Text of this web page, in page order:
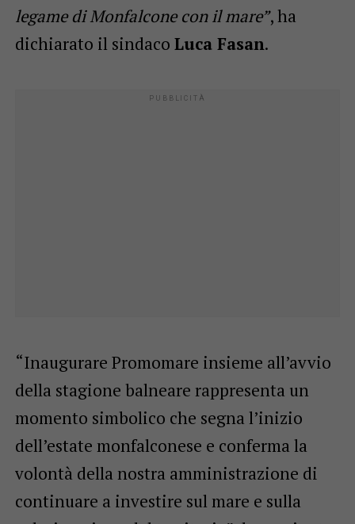
legame di Monfalcone con il mare”, ha
dichiarato il sindaco Luca Fasan.
“Inaugurare Promomare insieme all’avvio
della stagione balneare rappresenta un
momento simbolico che segna l’inizio
dell’estate monfalconese e conferma la
volontà della nostra amministrazione di
continuare a investire sul mare e sulla